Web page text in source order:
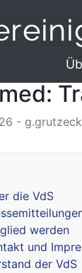
- g.grutzeck
die VdS
werden
und
der VdS